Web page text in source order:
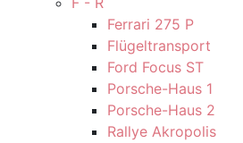
Ferrari 275 P
Flügeltransport
Ford Focus ST
Porsche-Haus 1
Porsche-Haus 2
Rallye Akropolis